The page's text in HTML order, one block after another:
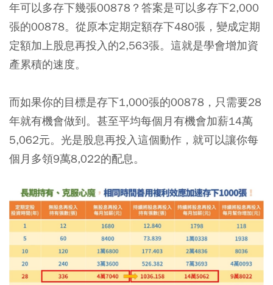
年可以多存下幾張00878？答案是可以多存下2,000
張的00878。從原本定期定額存下480張，變成定期
定額加上股息再投入的2,563張。這就是學會增加資
產累積的速度。
而如果你的目標是存下1,000張的00878，只需要28
年就有機會做到。甚至平均每個月有機會加薪14萬
5,062元。光是股息再投入這個動作，就可以讓你每
個月多領9萬8,022的配息。